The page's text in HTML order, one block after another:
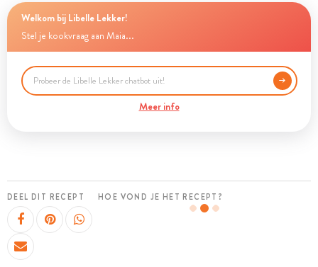
Welkom bij Libelle Lekker!
Stel je kookvraag aan Maia...
Meer info
DEEL DIT RECEPT HOE VOND JE HET RECEPT?